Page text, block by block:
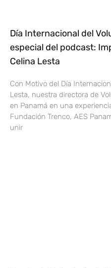
Día Internacional del
especial del podcast:
Celina Lesta
Con Motivo del Día
Lesta, nuestra directora de
en Panamá en una
Fundación Trenco, AES
unir